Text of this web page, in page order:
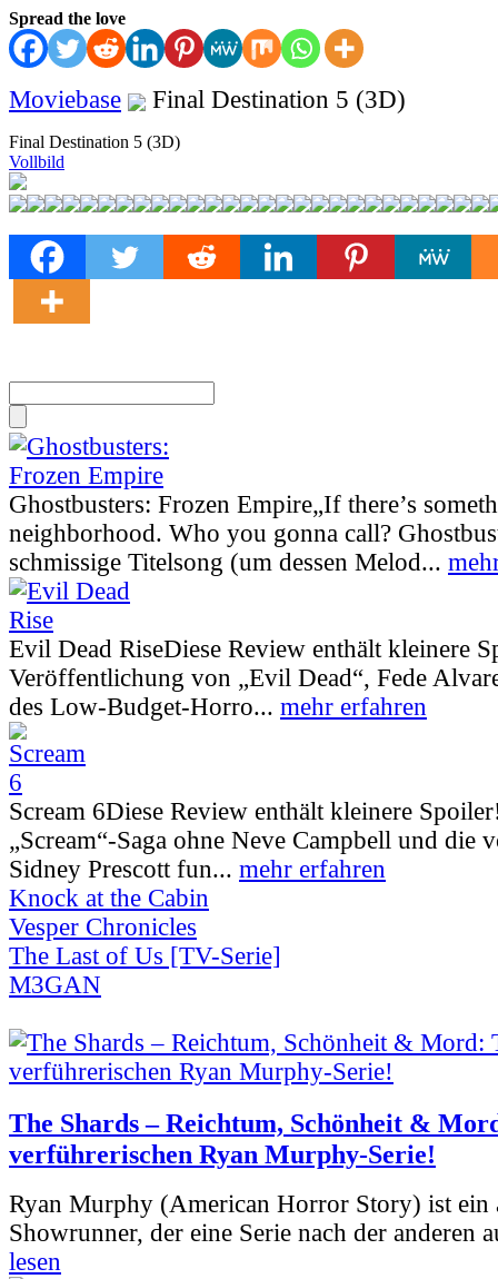
Spread the love
Moviebase Final Destination 5 (3D)
Final Destination 5 (3D)
Vollbild
Ghostbusters: Frozen Empire„If there’s
neighborhood. Who you gonna call?
schmissige Titelsong (um dessen Melod...
Evil Dead RiseDiese Review enthält kleinere
Veröffentlichung von „Evil Dead“, Fede
des Low-Budget-Horro... mehr erfahren
Scream 6Diese Review enthält kleinere
„Scream“-Saga ohne Neve Campbell und die
Sidney Prescott fun... mehr erfahren
Knock at the Cabin
Vesper Chronicles
The Last of Us [TV-Serie]
M3GAN
The Shards – Reichtum, Schönheit &
verführerischen Ryan Murphy-Serie!
Ryan Murphy (American Horror Story) ist ein
Showrunner, der eine Serie nach der anderen
lesen